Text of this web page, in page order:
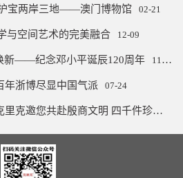
宝两岸三地——澳门博物馆 02-21
与空间艺术的完美融合 12-09
新——纪念邓小平诞辰120周年 11-07
年浙博尽显中国气派 07-24
殷墟博物馆新馆开放：克里克邀您共赴殷商文明 四千件珍宝璨若星河